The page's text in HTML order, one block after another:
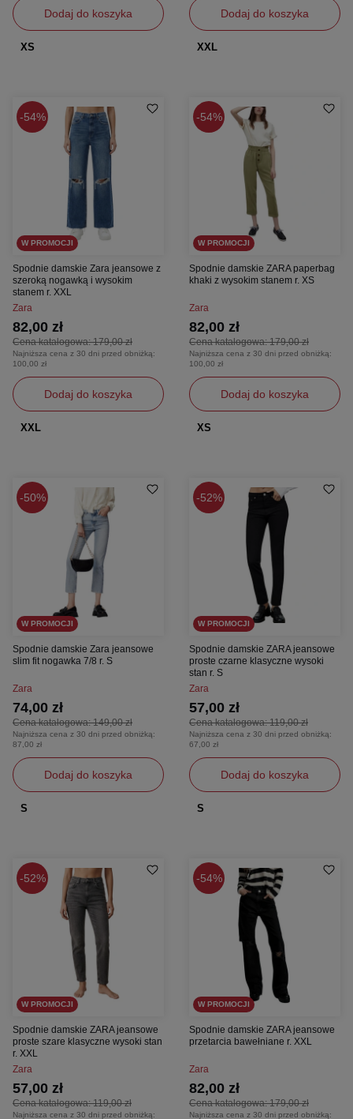
Dodaj do koszyka
XS
Dodaj do koszyka
XXL
54%
W PROMOCJI
Spodnie damskie Zara jeansowe z
szeroką nogawką i wysokim
stanem r. XXL
Zara
Cena katalogowa:179,00 zł
82,00 zł
Najniższa cena z 30 dni przed obniżką:
100,00 zł
Dodaj do koszyka
XXL
54%
W PROMOCJI
Spodnie damskie ZARA paperbag
khaki z wysokim stanem r. XS
Zara
Cena katalogowa:179,00 zł
82,00 zł
Najniższa cena z 30 dni przed obniżką:
100,00 zł
Dodaj do koszyka
XS
50%
W PROMOCJI
Spodnie damskie Zara jeansowe
slim fit nogawka 7/8 r. S
Zara
Cena katalogowa:149,00 zł
74,00 zł
Najniższa cena z 30 dni przed obniżką:
87,00 zł
Dodaj do koszyka
S
52%
W PROMOCJI
Spodnie damskie ZARA jeansowe
proste czarne klasyczne wysoki
stan r. S
Zara
Cena katalogowa:119,00 zł
57,00 zł
Najniższa cena z 30 dni przed obniżką:
67,00 zł
Dodaj do koszyka
S
52%
W PROMOCJI
Spodnie damskie ZARA jeansowe
proste szare klasyczne wysoki stan
r. XXL
Zara
Cena katalogowa:119,00 zł
57,00 zł
Najniższa cena z 30 dni przed obniżką:
54%
W PROMOCJI
Spodnie damskie ZARA jeansowe
przetarcia bawełniane r. XXL
Zara
Cena katalogowa:179,00 zł
82,00 zł
Najniższa cena z 30 dni przed obniżką: